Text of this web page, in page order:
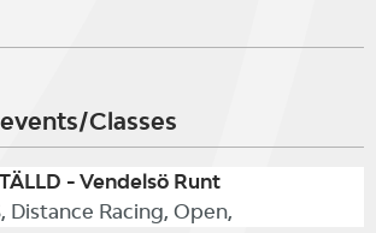
Classes
- Vendelsö Runt
Distance Racing, Open,